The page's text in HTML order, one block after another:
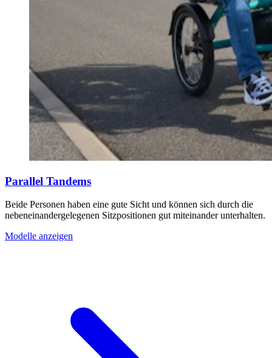
Parallel Tandems
Beide Personen haben eine gute Sicht und können sich durch die
nebeneinandergelegenen Sitzpositionen gut miteinander unterhalten.
Modelle anzeigen